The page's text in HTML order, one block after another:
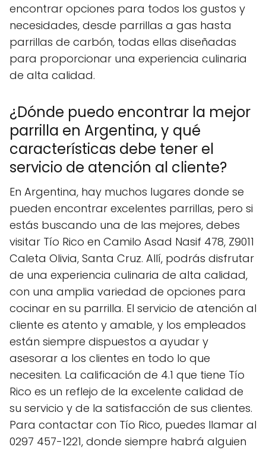
encontrar opciones para todos los gustos y
necesidades, desde parrillas a gas hasta
parrillas de carbón, todas ellas diseñadas
para proporcionar una experiencia culinaria
de alta calidad.
¿Dónde puedo encontrar la mejor
parrilla en Argentina, y qué
características debe tener el
servicio de atención al cliente?
En Argentina, hay muchos lugares donde se
pueden encontrar excelentes parrillas, pero si
estás buscando una de las mejores, debes
visitar Tío Rico en Camilo Asad Nasif 478, Z9011
Caleta Olivia, Santa Cruz. Allí, podrás disfrutar
de una experiencia culinaria de alta calidad,
con una amplia variedad de opciones para
cocinar en su parrilla. El servicio de atención al
cliente es atento y amable, y los empleados
están siempre dispuestos a ayudar y
asesorar a los clientes en todo lo que
necesiten. La calificación de 4.1 que tiene Tío
Rico es un reflejo de la excelente calidad de
su servicio y de la satisfacción de sus clientes.
Para contactar con Tío Rico, puedes llamar al
0297 457-1221, donde siempre habrá alguien